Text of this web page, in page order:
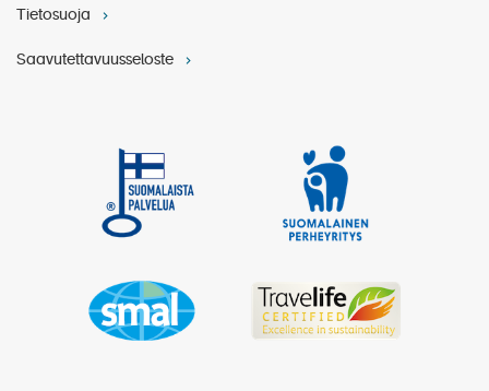
Tietosuoja
Saavutettavuusseloste